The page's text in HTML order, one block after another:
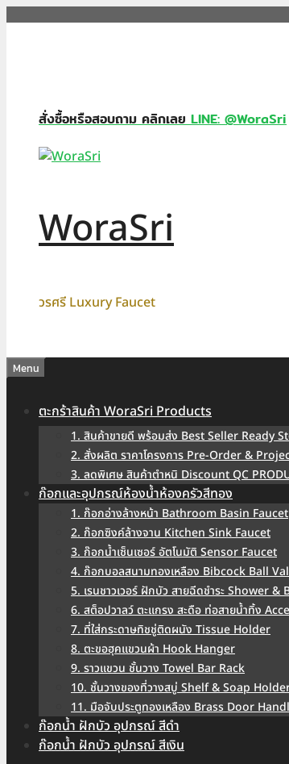
สั่งซื้อหรือสอบถาม คลิกเลยLINE: @WoraSri
WoraSri
วรศรี Luxury Faucet
Menu
ตะกร้าสินค้า WoraSri Products
1. สินค้าขายดี พร้อมส่ง Best Seller Ready
2. สั่งผลิต ราคาโครงการ Pre-Order &
3. ลดพิเศษ สินค้าตำหนิ Discount QC
ก๊อกและอุปกรณ์ห้องน้ำห้องครัวสีทอง
1. ก๊อกอ่างล้างหน้า Bathroom Basin Faucet
2. ก๊อกซิงค์ล้างจาน Kitchen Sink Faucet
3. ก๊อกน้ำเซ็นเซอร์ อัตโนมัติ Sensor Faucet
4. ก๊อกบอลสนามทองเหลือง Bibcock Ball
5. เรนชาวเวอร์ ฝักบัว สายฉีดชำระ Shower &
6. สต็อปวาลว์ ตะแกรง สะดือ ท่อสายน้ำทิ้ง
7. ที่ใส่กระดาษทิชชู่ติดผนัง Tissue Holder
8. ตะขอฮุคแขวนผ้า Hook Hanger
9. ราวแขวน ชั้นวาง Towel Bar Rack
10. ชั้นวางของที่วางสบู่ Shelf & Soap
11. มือจับประตูทองเหลือง Brass Door
ก๊อกน้ำ ฝักบัว อุปกรณ์ สีดำ
ก๊อกน้ำ ฝักบัว อุปกรณ์ สีเงิน